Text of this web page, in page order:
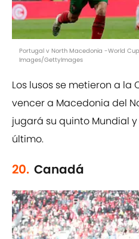
Portugal v North Macedonia -World
Images/GettyImages
Los lusos se metieron a la
vencer a Macedonia del
jugará su quinto Mundial
último.
20. Canadá